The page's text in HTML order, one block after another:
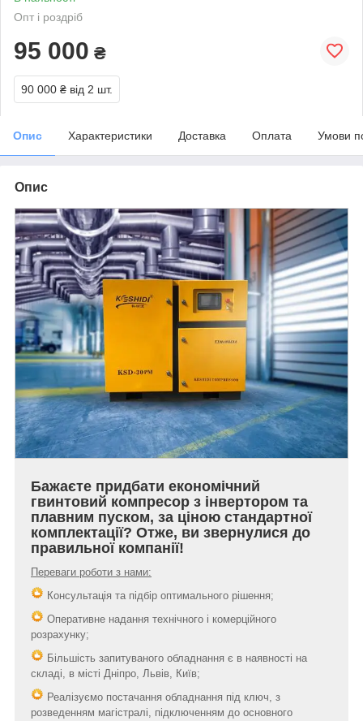
Опт і роздріб
95 000 ₴
90 000 ₴ від 2 шт.
Опис Характеристики Доставка Оплата Умови
Опис
Бажаєте придбати економічний
гвинтовий компресор з інвертором та
плавним пуском, за ціною стандартної
комплектації? Отже, ви звернулися до
правильної компанії!
Переваги роботи з нами:
Консультація та підбір оптимального рішення;
Оперативне надання технічного і комерційного
розрахунку;
Більшість запитуваного обладнання є в наявності на
складі, в місті Дніпро, Львів, Київ;
Реалізуємо постачання обладнання під ключ, з
розведенням магістралі, підключенням до основного